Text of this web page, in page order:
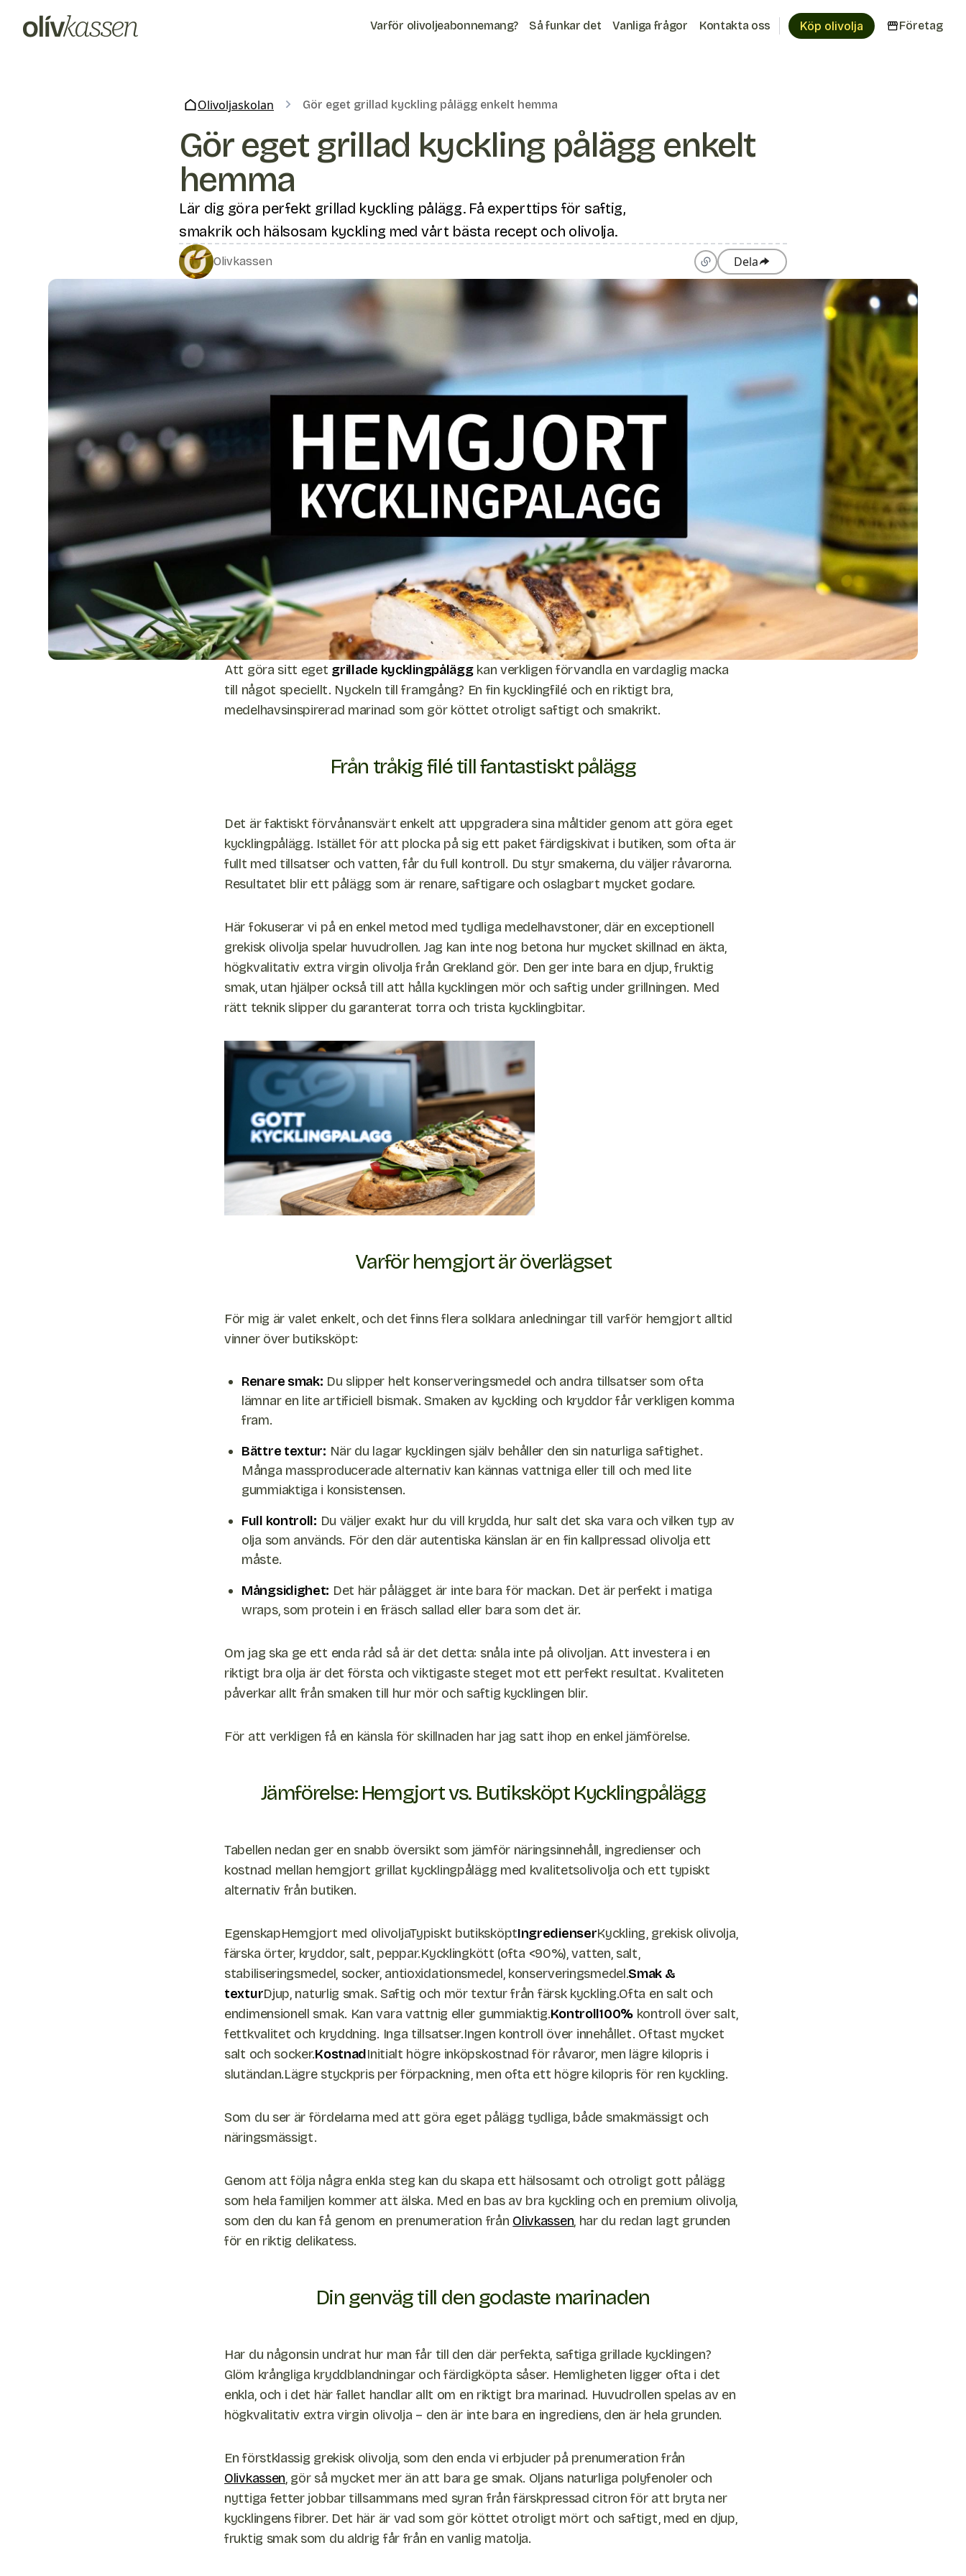
Varför olivoljeabonnemang? Så funkar det Vanliga frågor Kontakta oss Köp olivolja Företag
Olivoljaskolan Gör eget grillad kyckling pålägg enkelt hemma
Gör eget grillad kyckling pålägg enkelt
hemma
Lär dig göra perfekt grillad kyckling pålägg. Få experttips för saftig,
smakrik och hälsosam kyckling med vårt bästa recept och olivolja.
Olivkassen Dela
Att göra sitt eget grillade kycklingpåläggkan verkligen förvandla en vardaglig macka
till något speciellt. Nyckeln till framgång? En fin kycklingfilé och en riktigt bra,
medelhavsinspirerad marinad som gör köttet otroligt saftigt och smakrikt.
Från tråkig filé till fantastiskt pålägg
Det är faktiskt förvånansvärt enkelt att uppgradera sina måltider genom att göra eget
kycklingpålägg. Istället för att plocka på sig ett paket färdigskivat i butiken, som ofta är
fullt med tillsatser och vatten, får du full kontroll. Du styr smakerna, du väljer råvarorna.
Resultatet blir ett pålägg som är renare, saftigare och oslagbart mycket godare.
Här fokuserar vi på en enkel metod med tydliga medelhavstoner, där en exceptionell
grekisk olivolja spelar huvudrollen. Jag kan inte nog betona hur mycket skillnad en äkta,
högkvalitativ extra virgin olivolja från Grekland gör. Den ger inte bara en djup, fruktig
smak, utan hjälper också till att hålla kycklingen mör och saftig under grillningen. Med
rätt teknik slipper du garanterat torra och trista kycklingbitar.
Varför hemgjort är överlägset
För mig är valet enkelt, och det finns flera solklara anledningar till varför hemgjort alltid
vinner över butiksköpt:
Renare smak: Du slipper helt konserveringsmedel och andra tillsatser som ofta
lämnar en lite artificiell bismak. Smaken av kyckling och kryddor får verkligen komma
fram.
Bättre textur: När du lagar kycklingen själv behåller den sin naturliga saftighet.
Många massproducerade alternativ kan kännas vattniga eller till och med lite
gummiaktiga i konsistensen.
Full kontroll: Du väljer exakt hur du vill krydda, hur salt det ska vara och vilken typ av
olja som används. För den där autentiska känslan är en fin kallpressad olivolja ett
måste.
Mångsidighet: Det här pålägget är inte bara för mackan. Det är perfekt i matiga
wraps, som protein i en fräsch sallad eller bara som det är.
Om jag ska ge ett enda råd så är det detta: snåla inte på olivoljan. Att investera i en
riktigt bra olja är det första och viktigaste steget mot ett perfekt resultat. Kvaliteten
påverkar allt från smaken till hur mör och saftig kycklingen blir.
För att verkligen få en känsla för skillnaden har jag satt ihop en enkel jämförelse.
Jämförelse: Hemgjort vs. Butiksköpt Kycklingpålägg
Tabellen nedan ger en snabb översikt som jämför näringsinnehåll, ingredienser och
kostnad mellan hemgjort grillat kycklingpålägg med kvalitetsolivolja och ett typiskt
alternativ från butiken.
EgenskapHemgjort med olivoljaTypiskt butiksköptIngredienserKyckling, grekisk olivolja,
färska örter, kryddor, salt, peppar.Kycklingkött (ofta <90%), vatten, salt,
stabiliseringsmedel, socker, antioxidationsmedel, konserveringsmedel.Smak &
texturDjup, naturlig smak. Saftig och mör textur från färsk kyckling.Ofta en salt och
endimensionell smak. Kan vara vattnig eller gummiaktig.Kontroll100%kontroll över salt,
fettkvalitet och kryddning. Inga tillsatser.Ingen kontroll över innehållet. Oftast mycket
salt och socker.KostnadInitialt högre inköpskostnad för råvaror, men lägre kilopris i
slutändan.Lägre styckpris per förpackning, men ofta ett högre kilopris för ren kyckling.
Som du ser är fördelarna med att göra eget pålägg tydliga, både smakmässigt och
näringsmässigt.
Genom att följa några enkla steg kan du skapa ett hälsosamt och otroligt gott pålägg
som hela familjen kommer att älska. Med en bas av bra kyckling och en premium olivolja,
som den du kan få genom en prenumeration från Olivkassen, har du redan lagt grunden
för en riktig delikatess.
Din genväg till den godaste marinaden
Har du någonsin undrat hur man får till den där perfekta, saftiga grillade kycklingen?
Glöm krångliga kryddblandningar och färdigköpta såser. Hemligheten ligger ofta i det
enkla, och i det här fallet handlar allt om en riktigt bra marinad. Huvudrollen spelas av en
högkvalitativ extra virgin olivolja – den är inte bara en ingrediens, den är hela grunden.
En förstklassig grekisk olivolja, som den enda vi erbjuder på prenumeration från
Olivkassen, gör så mycket mer än att bara ge smak. Oljans naturliga polyfenoler och
nyttiga fetter jobbar tillsammans med syran från färskpressad citron för att bryta ner
kycklingens fibrer. Det här är vad som gör köttet otroligt mört och saftigt, med en djup,
fruktig smak som du aldrig får från en vanlig matolja.